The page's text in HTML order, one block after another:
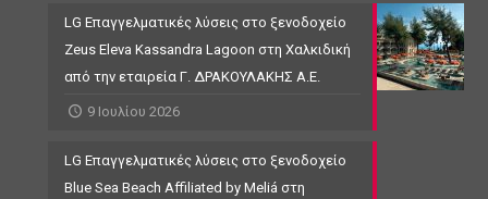
LG Επαγγελματικές λύσεις στο ξενοδοχείο
Zeus Eleva Kassandra Lagoon στη Χαλκιδική
από την εταιρεία Γ. ΔΡΑΚΟΥΛΑΚΗΣ Α.Ε.
9 Ιουλίου 2026
LG Επαγγελματικές λύσεις στο ξενοδοχείο
Blue Sea Beach Affiliated by Meliá στη